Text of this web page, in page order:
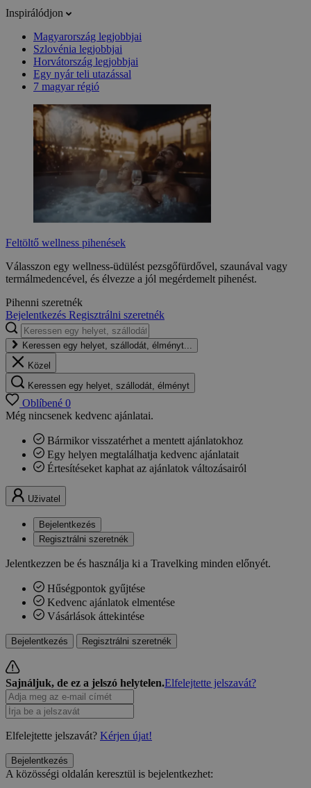
Inspirálódjon
Magyarország legjobbjai
Szlovénia legjobbjai
Horvátország legjobbjai
Egy nyár teli utazással
7 magyar régió
Feltöltő wellness pihenések
Válasszon egy wellness-üdülést pezsgőfürdővel, szaunával vagy
termálmedencével, és élvezze a jól megérdemelt pihenést.
Pihenni szeretnék
Bejelentkezés Regisztrálni szeretnék
Keressen egy helyet, szállodát, élményt...
Közel
Keressen egy helyet, szállodát, élményt
Oblíbené 0
Még nincsenek kedvenc ajánlatai.
Bármikor visszatérhet a mentett ajánlatokhoz
Egy helyen megtalálhatja kedvenc ajánlatait
Értesítéseket kaphat az ajánlatok változásairól
Uživatel
Bejelentkezés
Regisztrálni szeretnék
Jelentkezzen be és használja ki a Travelking minden előnyét.
Hűségpontok gyűjtése
Kedvenc ajánlatok elmentése
Vásárlások áttekintése
Bejelentkezés Regisztrálni szeretnék
Sajnáljuk, de ez a jelszó helytelen.Elfelejtette jelszavát?
Elfelejtette jelszavát? Kérjen újat!
Bejelentkezés
A közösségi oldalán keresztül is bejelentkezhet: